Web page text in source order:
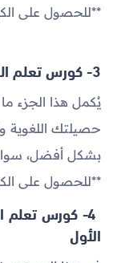
**للحصول على
3- كورس تعلم اللغة الألمانية مستوى A1 – الجزء الثاني
يُكمل هذا الجزء ما
حصيلتك اللغوية
بشكل أفضل، سواء
**للحصول على
الأول